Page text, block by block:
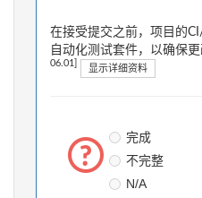
在接受提交之前，项目的
自动化测试套件，以确保
06.01] 显示详细资料
完成
不完整
N/A